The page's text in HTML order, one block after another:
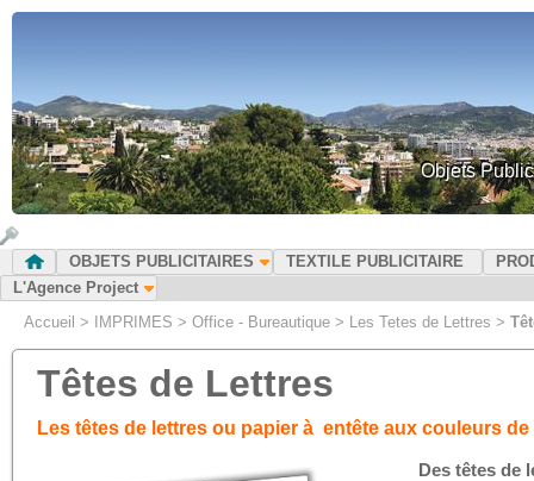
Objets
OBJETS PUBLICITAIRES TEXTILE PUBLICITAIRE
L'Agence Project
Accueil > IMPRIMES > Office - Bureautique > Les Tetes de Lettres >
Têtes de Lettres
Les têtes de lettres ou papier à entête aux couleurs
Des têtes de